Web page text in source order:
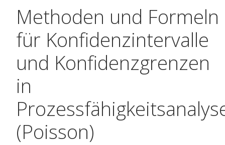
Methoden und Formeln
für Konfidenzintervalle
und Konfidenzgrenzen
in
(Poisson)